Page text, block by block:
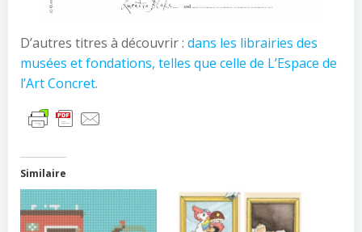
D’autres titres à découvrir : dans les librairies des
musées et fondations, telles que celle de L’Espace de
l’Art Concret.
Similaire